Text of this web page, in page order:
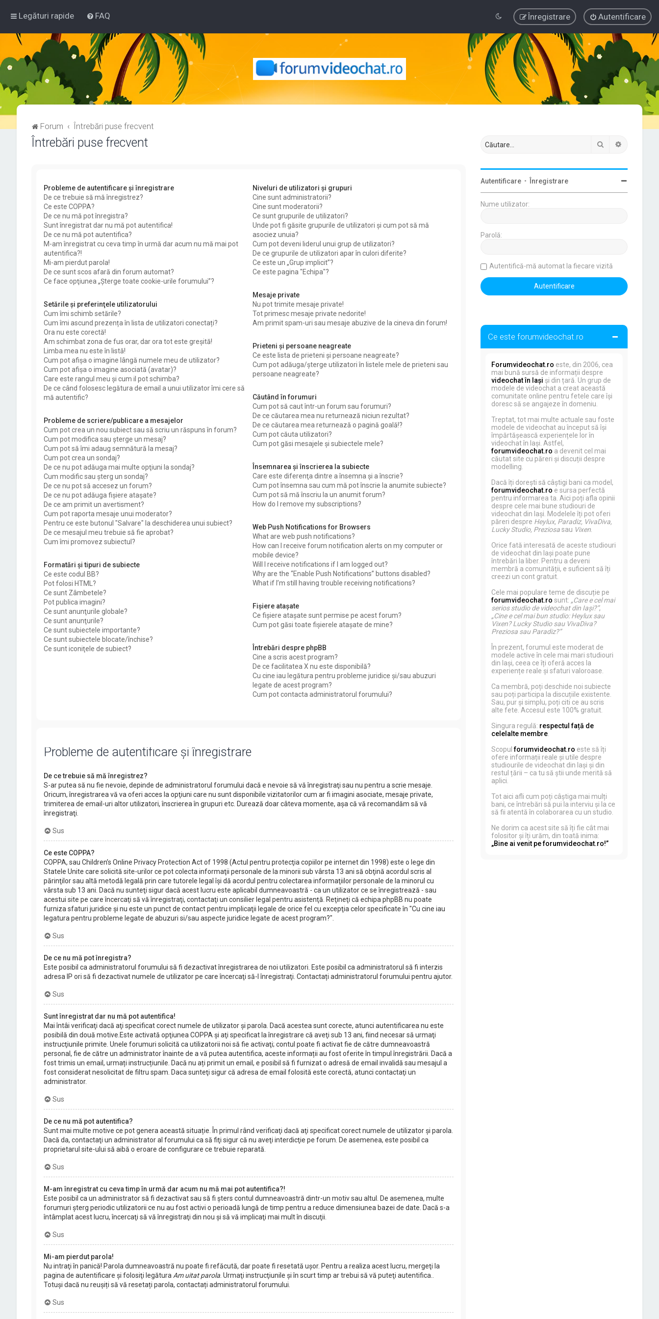
Legături rapide FAQ Autentificare
Înregistrare
Forum Întrebări puse frecvent
Întrebări puse frecvent
Probleme de autentificare şi înregistrare
De ce trebuie să mă înregistrez?
Ce este COPPA?
De ce nu mă pot înregistra?
Sunt înregistrat dar nu mă pot autentifica!
De ce nu mă pot autentifica?
M-am înregistrat cu ceva timp în urmă dar acum nu mă mai pot
autentifica?!
Mi-am pierdut parola!
De ce sunt scos afară din forum automat?
Ce face opţiunea „Şterge toate cookie-urile forumului”?
Setările şi preferinţele utilizatorului
Cum îmi schimb setările?
Cum îmi ascund prezența în lista de utilizatori conectați?
Ora nu este corectă!
Am schimbat zona de fus orar, dar ora tot este greşită!
Limba mea nu este în listă!
Cum pot afişa o imagine lângă numele meu de utilizator?
Cum pot afișa o imagine asociată (avatar)?
Care este rangul meu şi cum il pot schimba?
De ce când folosesc legătura de email a unui utilizator îmi cere să
mă autentific?
Probleme de scriere/publicare a mesajelor
Cum pot crea un nou subiect sau să scriu un răspuns în forum?
Cum pot modifica sau şterge un mesaj?
Cum pot să îmi adaug semnătură la mesaj?
Cum pot crea un sondaj?
De ce nu pot adăuga mai multe opţiuni la sondaj?
Cum modific sau şterg un sondaj?
De ce nu pot să accesez un forum?
De ce nu pot adăuga fişiere ataşate?
De ce am primit un avertisment?
Cum pot raporta mesaje unui moderator?
Pentru ce este butonul "Salvare" la deschiderea unui subiect?
De ce mesajul meu trebuie să fie aprobat?
Cum îmi promovez subiectul?
Formatări şi tipuri de subiecte
Ce este codul BB?
Pot folosi HTML?
Ce sunt Zâmbetele?
Pot publica imagini?
Ce sunt anunţurile globale?
Ce sunt anunţurile?
Ce sunt subiectele importante?
Ce sunt subiectele blocate/închise?
Ce sunt iconiţele de subiect?
Niveluri de utilizatori şi grupuri
Cine sunt administratorii?
Cine sunt moderatorii?
Ce sunt grupurile de utilizatori?
Unde pot fi găsite grupurile de utilizatori şi cum pot să mă
asociez unuia?
Cum pot deveni liderul unui grup de utilizatori?
De ce grupurile de utilizatori apar în culori diferite?
Ce este un „Grup implicit”?
Ce este pagina "Echipa"?
Mesaje private
Nu pot trimite mesaje private!
Tot primesc mesaje private nedorite!
Am primit spam-uri sau mesaje abuzive de la cineva din forum!
Prieteni şi persoane neagreate
Ce este lista de prieteni şi persoane neagreate?
Cum pot adăuga/şterge utilizatori în listele mele de prieteni sau
persoane neagreate?
Căutând în forumuri
Cum pot să caut într-un forum sau forumuri?
De ce căutarea mea nu returnează niciun rezultat?
De ce căutarea mea returnează o pagină goală!?
Cum pot căuta utilizatori?
Cum pot găsi mesajele şi subiectele mele?
Însemnarea şi înscrierea la subiecte
Care este diferenţa dintre a însemna şi a înscrie?
Cum pot însemna sau cum mă pot înscrie la anumite subiecte?
Cum pot să mă înscriu la un anumit forum?
How do I remove my subscriptions?
Web Push Notifications for Browsers
What are web push notifications?
How can I receive forum notification alerts on my computer or
mobile device?
Will I receive notifications if I am logged out?
Why are the “Enable Push Notifications” buttons disabled?
What if I’m still having trouble receiving notifications?
Fişiere ataşate
Ce fişiere ataşate sunt permise pe acest forum?
Cum pot găsi toate fişierele ataşate de mine?
Întrebări despre phpBB
Cine a scris acest program?
De ce facilitatea X nu este disponibilă?
Cu cine iau legătura pentru probleme juridice şi/sau abuzuri
legate de acest program?
Cum pot contacta administratorul forumului?
Probleme de autentificare şi înregistrare
De ce trebuie să mă înregistrez?
S-ar putea să nu fie nevoie, depinde de administratorul forumului dacă e nevoie să vă înregistraţi sau nu pentru a scrie mesaje.
Oricum, înregistrarea vă va oferi acces la opţiuni care nu sunt disponibile vizitatorilor cum ar fi imagini asociate, mesaje private,
trimiterea de email-uri altor utilizatori, înscrierea în grupuri etc. Durează doar câteva momente, aşa că vă recomandăm să vă
înregistraţi.
Sus
Ce este COPPA?
COPPA, sau Children’s Online Privacy Protection Act of 1998 (Actul pentru protecţia copiilor pe internet din 1998) este o lege din
Statele Unite care solicită site-urilor ce pot colecta informaţii personale de la minorii sub vârsta 13 ani să obţină acordul scris al
părinţilor sau altă metodă legală prin care tutorele legal îşi dă acordul pentru colectarea informaţiilor personale de la minorul cu
vârsta sub 13 ani. Dacă nu sunteţi sigur dacă acest lucru este aplicabil dumneavoastră - ca un utilizator ce se înregistrează - sau
acestui site pe care încercaţi să vă înregistraţi, contactaţi un consilier legal pentru asistenţă. Reţineţi că echipa phpBB nu poate
furniza sfaturi juridice şi nu este un punct de contact pentru implicaţii legale de orice fel cu excepţia celor specificate în "Cu cine iau
legatura pentru probleme legate de abuzuri si/sau aspecte juridice legate de acest program?".
Sus
De ce nu mă pot înregistra?
Este posibil ca administratorul forumului să fi dezactivat înregistrarea de noi utilizatori. Este posibil ca administratorul să fi interzis
adresa IP ori să fi dezactivat numele de utilizator pe care încercaţi să-l înregistraţi. Contactați administratorul forumului pentru ajutor.
Sus
Sunt înregistrat dar nu mă pot autentifica!
Mai întâi verificaţi dacă aţi specificat corect numele de utilizator şi parola. Dacă acestea sunt corecte, atunci autentificarea nu este
posibilă din două motive.Este activată opţiunea COPPA şi aţi specificat la înregistrare că aveţi sub 13 ani, fiind necesar să urmaţi
instrucţiunile primite. Unele forumuri solicită ca utilizatorii noi să fie activaţi; contul poate fi activat fie de către dumneavoastră
personal, fie de către un administrator înainte de a vă putea autentifica, aceste informații au fost oferite în timpul înregistrării. Dacă a
fost trimis un email, urmați instrucțiunile. Dacă nu ați primit un email, e posibil să fi furnizat o adresă de email invalidă sau mesajul a
fost considerat nesolicitat de filtru spam. Daca sunteţi sigur că adresa de email folosită este corectă, atunci contactaţi un
administrator.
Sus
De ce nu mă pot autentifica?
Sunt mai multe motive ce pot genera această situație. În primul rând verificaţi dacă aţi specificat corect numele de utilizator şi parola.
Dacă da, contactaţi un administrator al forumului ca să fiţi sigur că nu aveţi interdicţie pe forum. De asemenea, este posibil ca
proprietarul site-ului să aibă o eroare de configurare ce trebuie reparată.
Sus
M-am înregistrat cu ceva timp în urmă dar acum nu mă mai pot autentifica?!
Este posibil ca un administrator să fi dezactivat sau să fi şters contul dumneavoastră dintr-un motiv sau altul. De asemenea, multe
forumuri şterg periodic utilizatorii ce nu au fost activi o perioadă lungă de timp pentru a reduce dimensiunea bazei de date. Dacă s-a
întâmplat acest lucru, încercaţi să vă înregistraţi din nou şi să vă implicaţi mai mult în discuţii.
Sus
Mi-am pierdut parola!
Nu intraţi în panică! Parola dumneavoastră nu poate fi refăcută, dar poate fi resetată uşor. Pentru a realiza acest lucru, mergeţi la
pagina de autentificare şi folosiţi legătura Am uitat parola. Urmaţi instrucţiunile şi în scurt timp ar trebui să vă puteţi autentifica..
Totuși dacă nu reușiți să vă resetați parola, contactați administratorul forumului.
Sus
Căutare
Autentificare • Înregistrare
Nume utilizator:
Parolă:
Autentifică-mă automat la fiecare vizită
Ce este forumvideochat.ro
Forumvideochat.ro este, din 2006, cea
mai bună sursă de informații despre
videochat în Iași și din țară. Un grup de
modele de videochat a creat această
comunitate online pentru fetele care își
doresc să se angajeze în domeniu.
Treptat, tot mai multe actuale sau foste
modele de videochat au început să își
împărtășească experiențele lor în
videochat în Iași. Astfel,
forumvideochat.ro a devenit cel mai
căutat site cu păreri și discuții despre
modelling.
Dacă îți dorești să câștigi bani ca model,
forumvideochat.ro e sursa perfectă
pentru informarea ta. Aici poți afla opinii
despre cele mai bune studiouri de
videochat din Iași. Modelele îți pot oferi
păreri despre Heylux, Paradiz, VivaDiva,
Lucky Studio, Preziosasau Vixen
Orice fată interesată de aceste studiouri
de videochat din Iași poate pune
întrebări la liber. Pentru a deveni
membră a comunității, e suficient să îți
creezi un cont gratuit.
Cele mai populare teme de discuție pe
forumvideochat.ro sunt: „Care e cel mai
serios studio de videochat din Iași?”,
„Cine e cel mai bun studio: Heylux sau
Vixen? Lucky Studio sau VivaDiva?
Preziosa sau Paradiz?”
În prezent, forumul este moderat de
modele active în cele mai mari studiouri
din Iași, ceea ce îți oferă acces la
experiențe reale și sfaturi valoroase.
Ca membră, poți deschide noi subiecte
sau poți participa la discuțiile existente.
Sau, pur și simplu, poți citi ce au scris
alte fete. Accesul este 100% gratuit.
Singura regulă: respectul față de
celelalte membre
Scopulforumvideochat.ro este să îți
ofere informații reale și utile despre
studiourile de videochat din Iași și din
restul țării – ca tu să știi unde merită să
aplici.
Tot aici afli cum poți câștiga mai mulți
bani, ce întrebări să pui la interviu și la ce
să fii atentă în colaborarea cu un studio.
Ne dorim ca acest site să îți fie cât mai
folositor și îți urăm, din toată inima:
„Bine ai venit pe forumvideochat.ro!”